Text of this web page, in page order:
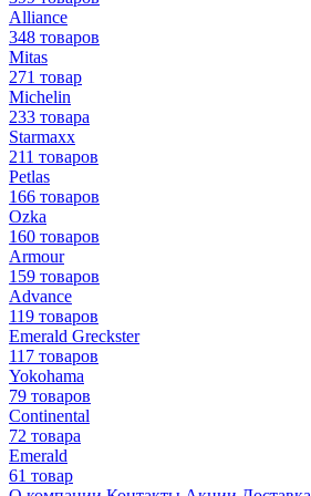
Alliance
348 товаров
Mitas
271 товар
Michelin
233 товара
Starmaxx
211 товаров
Petlas
166 товаров
Ozka
160 товаров
Armour
159 товаров
Advance
119 товаров
Emerald Greckster
117 товаров
Yokohama
79 товаров
Continental
72 товара
Emerald
61 товар